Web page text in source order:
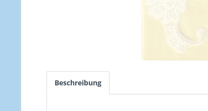
Beschreibung